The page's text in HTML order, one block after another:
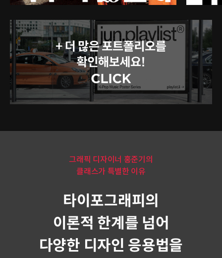
그래픽 디자이너 홍준기의
클래스가 특별한 이유
타이포그래피의
이론적 한계를 넘어
다양한 디자인 응용법을